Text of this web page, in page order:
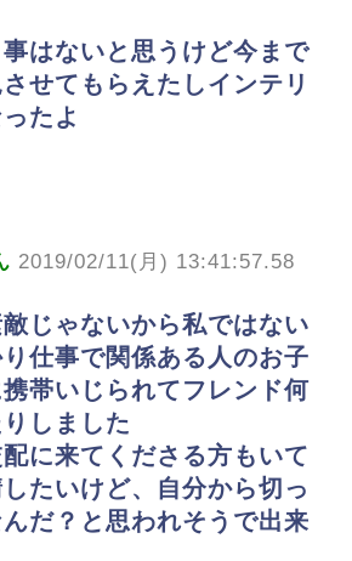
はないと思うけど今まで
せてもらえたしインテリ
たよ
2019/02/11(月) 13:41:57.58
じゃないから私ではない
仕事で関係ある人のお子
帯いじられてフレンド何
しました
に来てくださる方もいて
たいけど、自分から切っ
だ？と思われそうで出来